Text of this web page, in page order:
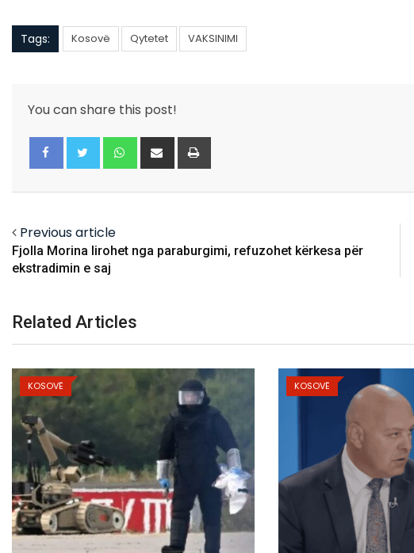
Tags: Kosovë Qytetet VAKSINIMI
You can share this post!
Whatsapp
Share
via
Previous article
Fjolla Morina lirohet nga paraburgimi, refuzohet kërkesa për
ekstradimin e saj
Related Articles
KOSOVË KOSOVË